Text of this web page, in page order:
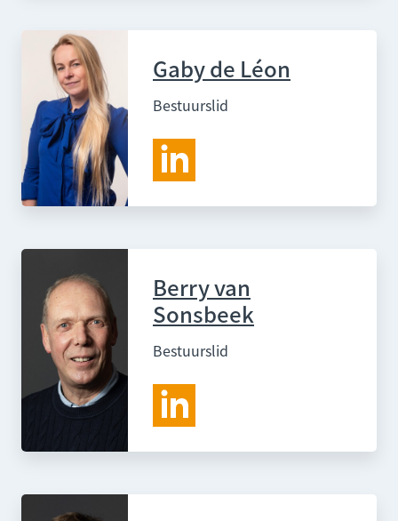
Gaby de Léon
Bestuurslid
Berry van
Sonsbeek
Bestuurslid